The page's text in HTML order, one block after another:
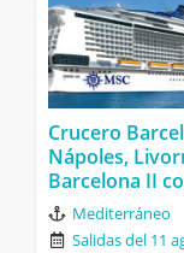
Crucero
Nápoles,
Barcelona II
Mediterráneo
Salidas del 11